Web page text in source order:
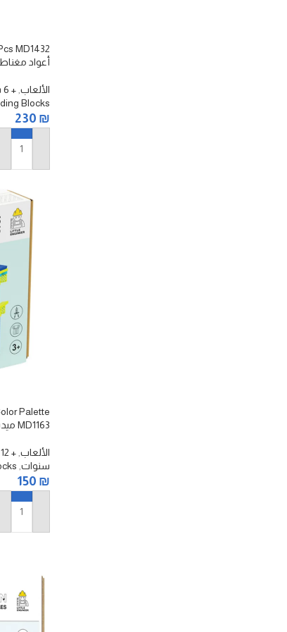
أعواد
الألعاب, + 6 سنوات
Blocks
230 ₪
إضافة إلى
Palette
MD1163 ميدير أرخميدس بلوكس – لوحة ألوان رائعة
الألعاب, + 12 سنة
سنوات,
150 ₪
إضافة إلى